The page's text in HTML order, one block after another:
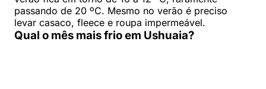
passando de 20 ºC. Mesmo no verão é preciso
levar casaco, fleece e roupa impermeável.
Qual o mês mais frio em Ushuaia?